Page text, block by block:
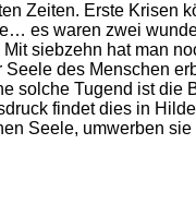
Zeiten. Erste Krisen
es waren zwei
siebzehn hat man
des Menschen
solche Tugend ist die
findet dies in
Seele, umwerben